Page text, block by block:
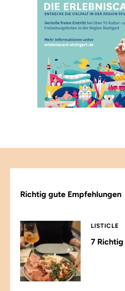
Richtig gute Empfehlungen
LISTICLE
7